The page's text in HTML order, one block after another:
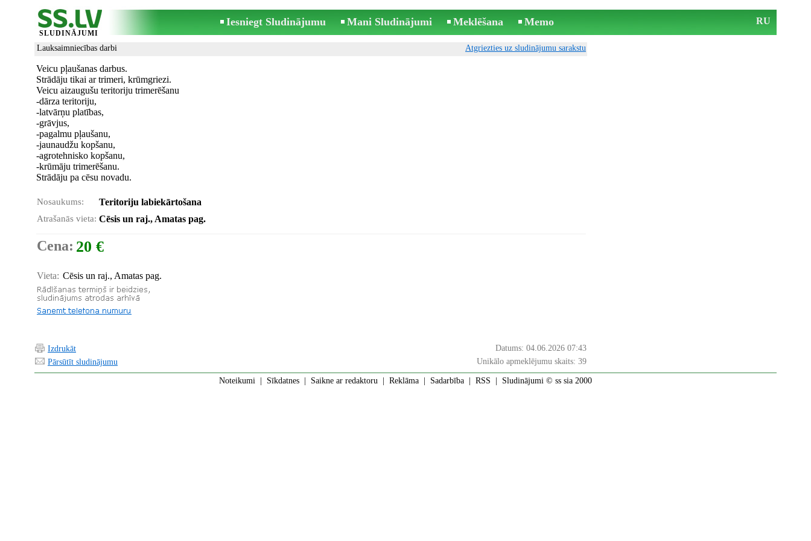
SLUDINĀJUMI
Iesniegt Sludinājumu Mani Sludinājumi Meklēšana Memo RU
Lauksaimniecības darbi Atgriezties uz sludinājumu sarakstu
Veicu pļaušanas darbus.
Strādāju tikai ar trimeri, krūmgriezi.
Veicu aizaugušu teritoriju trimerēšanu
-dārza teritoriju,
-latvārņu platības,
-grāvjus,
-pagalmu pļaušanu,
-jaunaudžu kopšanu,
-agrotehnisko kopšanu,
-krūmāju trimerēšanu.
Strādāju pa cēsu novadu.
Nosaukums: Teritoriju labiekārtošana
Atrašanās vieta: Cēsis un raj., Amatas pag.
Cena: 20 €
Vieta: Cēsis un raj., Amatas pag.
Izdrukāt
Datums: 04.06.2026 07:43
Pārsūtīt sludinājumu
Unikālo apmeklējumu skaits: 39
Noteikumi Sīkdatnes Saikne ar redaktoru Reklāma Sadarbība RSS | Sludinājumi © ss sia 2000